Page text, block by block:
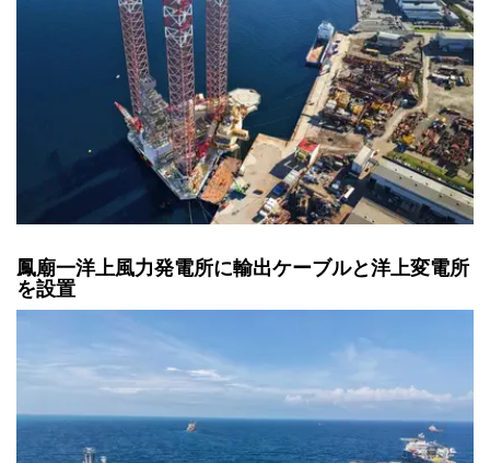
鳳廟一洋上風力発電所に輸出ケーブルと洋上変電所
を設置